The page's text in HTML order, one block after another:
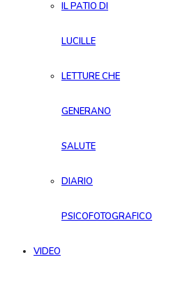
IL PATIO DI
LUCILLE
LETTURE CHE
GENERANO
SALUTE
DIARIO
PSICOFOTOGRAFICO
VIDEO